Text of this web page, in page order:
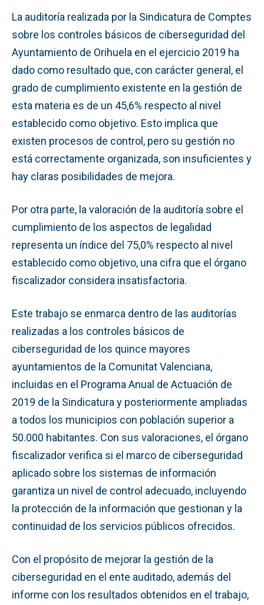
La auditoría realizada por la Sindicatura de Comptes
sobre los controles básicos de ciberseguridad del
Ayuntamiento de Orihuela en el ejercicio 2019 ha
dado como resultado que, con carácter general, el
grado de cumplimiento existente en la gestión de
esta materia es de un 45,6% respecto al nivel
establecido como objetivo. Esto implica que
existen procesos de control, pero su gestión no
está correctamente organizada, son insuficientes y
hay claras posibilidades de mejora.
Por otra parte, la valoración de la auditoría sobre el
cumplimiento de los aspectos de legalidad
representa un índice del 75,0% respecto al nivel
establecido como objetivo, una cifra que el órgano
fiscalizador considera insatisfactoria.
Este trabajo se enmarca dentro de las auditorías
realizadas a los controles básicos de
ciberseguridad de los quince mayores
ayuntamientos de la Comunitat Valenciana,
incluidas en el Programa Anual de Actuación de
2019 de la Sindicatura y posteriormente ampliadas
a todos los municipios con población superior a
50.000 habitantes. Con sus valoraciones, el órgano
fiscalizador verifica si el marco de ciberseguridad
aplicado sobre los sistemas de información
garantiza un nivel de control adecuado, incluyendo
la protección de la información que gestionan y la
continuidad de los servicios públicos ofrecidos.
Con el propósito de mejorar la gestión de la
ciberseguridad en el ente auditado, además del
informe con los resultados obtenidos en el trabajo,